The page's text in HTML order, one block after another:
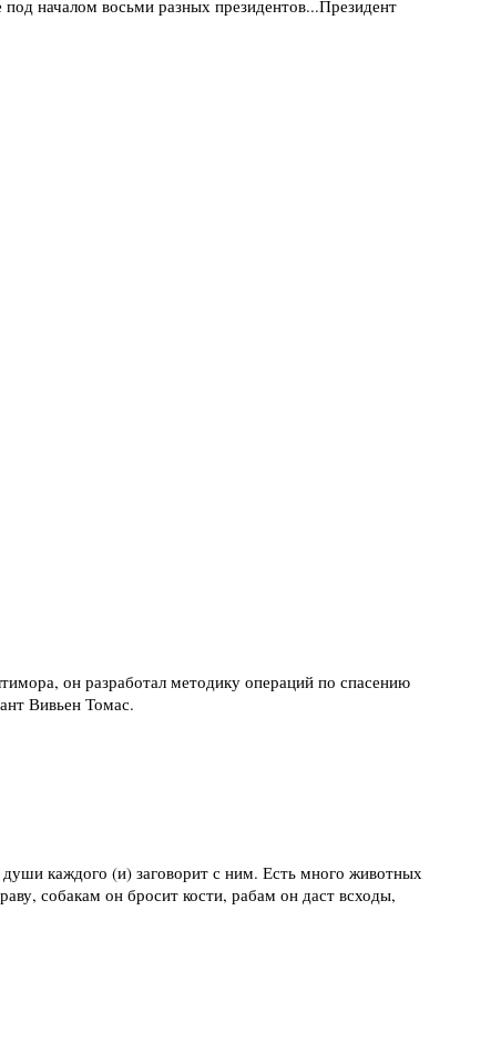
началом восьми разных президентов...Президент
он разработал методику операций по спасению
Вивьен Томас.
каждого (и) заговорит с ним. Есть много животных
собакам он бросит кости, рабам он даст всходы,